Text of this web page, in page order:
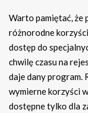
Warto pamiętać,
różnorodne
dostęp do
chwilę czasu na
daje dany program.
wymierne korzyści
dostępne tylko dla